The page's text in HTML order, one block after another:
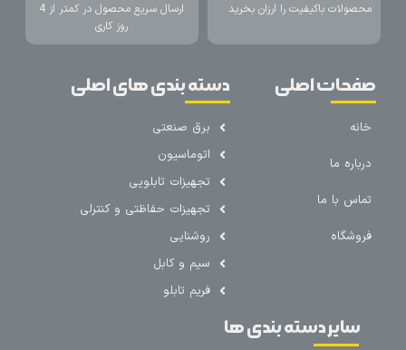
محصولات باکیفیت را ارزان بخرید
ارسال سریع محصول در کمتر از 4
روز کاری
صفحات اصلی
خانه
درباره ما
تماس با ما
فروشگاه
دسته بندی های اصلی
برق صنعتی
اتوماسیون
تجهیزات تابلویی
تجهیزات حفاظتی و کنترلی
روشنایی
سیم و کابل
فریم تابلو
سایر دسته بندی ها